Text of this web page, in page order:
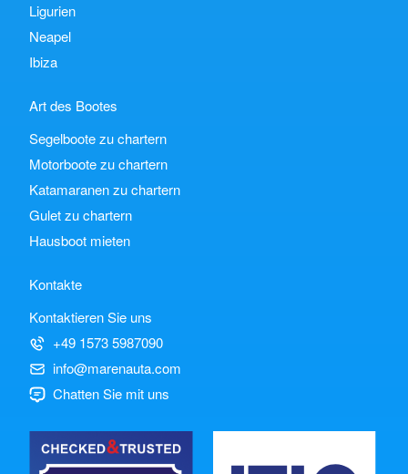
Ligurien
Neapel
Ibiza
Art des Bootes
Segelboote zu chartern
Motorboote zu chartern
Katamaranen zu chartern
Gulet zu chartern
Hausboot mieten
Kontakte
Kontaktieren Sie uns
+49 1573 5987090
info@marenauta.com
Chatten Sie mit uns